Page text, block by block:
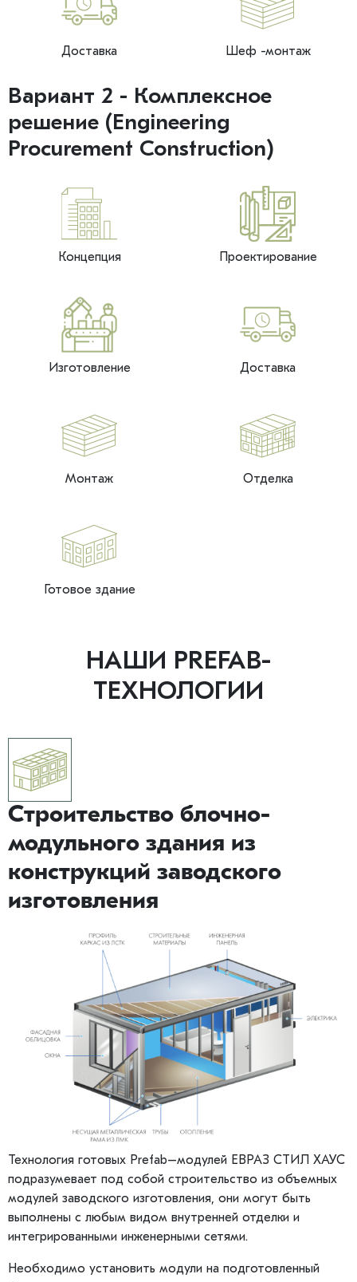
Доставка Шеф -монтаж
Вариант 2 - Комплексное
решение (Engineering
Procurement Construction)
Концепция Проектирование
Изготовление Доставка
Монтаж Отделка
Готовое здание
НАШИ PREFAB-
ТЕХНОЛОГИИ
Строительство блочно-
модульного здания из
конструкций заводского
изготовления
Технология готовых Prefab–модулей ЕВРАЗ СТИЛ ХАУС
подразумевает под собой строительство из объемных
модулей заводского изготовления, они могут быть
выполнены с любым видом внутренней отделки и
интегрированными инженерными сетями.
Необходимо установить модули на подготовленный